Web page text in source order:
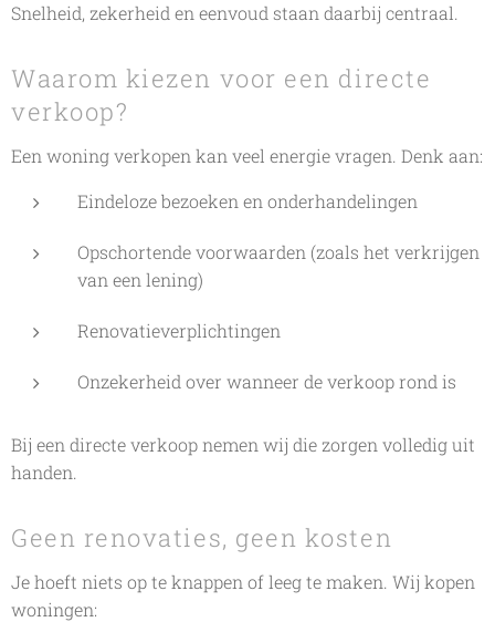
Snelheid, zekerheid en eenvoud staan daarbij centraal.
Waarom kiezen voor een directe
verkoop?
Een woning verkopen kan veel energie vragen. Denk aan:
Eindeloze bezoeken en onderhandelingen
Opschortende voorwaarden (zoals het verkrijgen
van een lening)
Renovatieverplichtingen
Onzekerheid over wanneer de verkoop rond is
Bij een directe verkoop nemen wij die zorgen volledig uit
handen.
Geen renovaties, geen kosten
Je hoeft niets op te knappen of leeg te maken. Wij kopen
woningen: